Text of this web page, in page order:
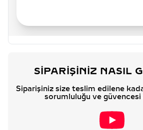
SIPARIŞINIZ NASIL
Siparişiniz size teslim edilene
sorumluluğu ve güvencesi